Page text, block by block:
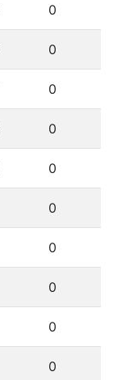
0
0
0
0
0
0
0
0
0
0